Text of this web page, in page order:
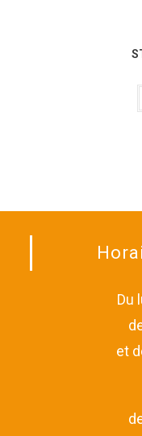
Du
et